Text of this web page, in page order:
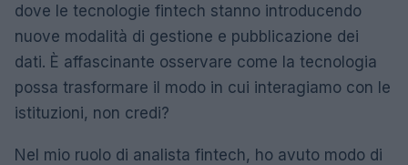
dove le tecnologie fintech stanno introducendo
nuove modalità di gestione e pubblicazione dei
dati. È affascinante osservare come la tecnologia
possa trasformare il modo in cui interagiamo con le
istituzioni, non credi?
Nel mio ruolo di analista fintech, ho avuto modo di